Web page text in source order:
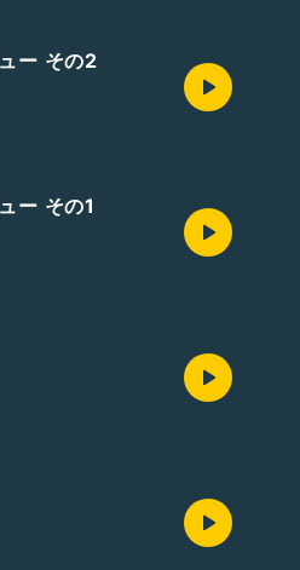
ー その2
ー その1